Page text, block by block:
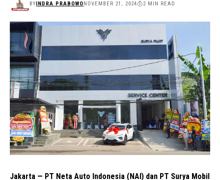
BYINDRA PRABOWONOVEMBER 21, 2024 2 MIN READ
Jakarta — PT Neta Auto Indonesia (NAI) dan PT Surya Mobil